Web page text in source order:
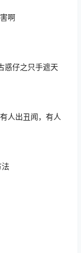
啊
惑仔之只手遮天
人出丑闻，有人
法